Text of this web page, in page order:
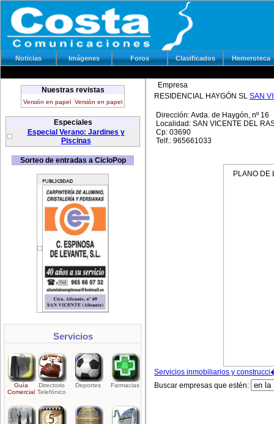
Noticias Imágenes Foros Clasificados Hemeroteca
Nuestras revistas
Versión en papel Versión en papel
Especiales
Especial Verano: Jardines y
Piscinas
Sorteo de entradas a CicloPop
Servicios
Guía
Comercial
Directorio
Telefónico
Deportes Farmacias
Empresa
RESIDENCIAL HAYGÓN SL SAN
Dirección: Avda. de Haygón, nº 16
Localidad: SAN VICENTE DEL
Cp: 03690
Telf.: 965661033
PLANO DE
Servicios inmobiliarios y
Buscar empresas que estén: